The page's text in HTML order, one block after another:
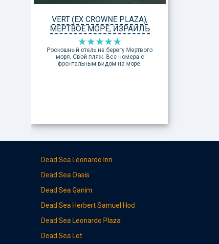
VERT (EX CROWNE PLAZA),
МЕРТВОЕ МОРЕ, ИЗРАИЛЬ
Роскошный отель на берегу Мертвого
моря. Свой пляж. Все номера с
фронтальным видом на море.
Dead Sea Leonardo Inn
Dead Sea Oasis
Dead Sea Ganim
Dead Sea Herbert Samuel Hod
Dead Sea Leonardo Plaza
Dead Sea Lot